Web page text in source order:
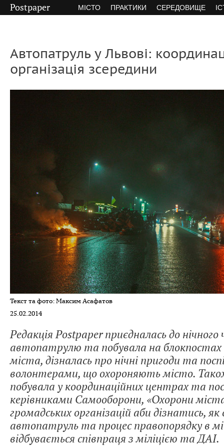
Postpaper МІСТО ПРАКТИКИ СЕРЕДОВИЩЕ
Автопатруль у Львові:
організація зсередини
Текст та фото: Максим Асафатов
25.02.2014
Редакція Postpaper приєдналась до нічного
автопатрулю та побувала на блокпостах
міста, дізналась про нічні пригоди та
волонтерами, що охороняють місто.
побувала у координаційних центрах та
керівниками Самооборони, «Охорони
громадських організацій аби дізнатись,
автопатруль та процес правопорядку в
відбувається співпраця з міліцією та ДАІ.